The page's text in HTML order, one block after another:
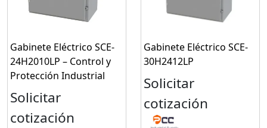
Gabinete Eléctrico SCE-
24H2010LP – Control y
Protección Industrial
Solicitar
cotización
Gabinete Eléctrico SCE-
30H2412LP
Solicitar
cotización